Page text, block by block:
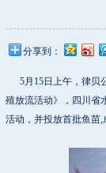
分享到：
5月15日上午，律贝
殖放流活动》，四川省
活动，并投放首批鱼苗,